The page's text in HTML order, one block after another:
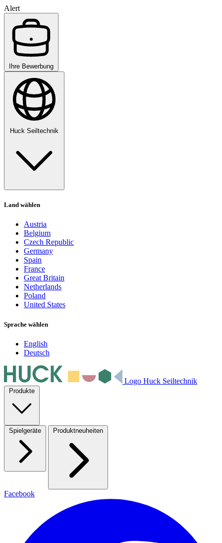
Alert
Ihre Bewerbung
Huck Seiltechnik
Land wählen
Austria
Belgium
Czech Republic
Germany
Spain
France
Great Britain
Netherlands
Poland
United States
Sprache wählen
English
Deutsch
Logo Huck Seiltechnik
Produkte
Spielgeräte Produktneuheiten
Facebook